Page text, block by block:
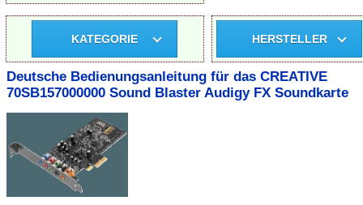
KATEGORIE HERSTELLER
Deutsche Bedienungsanleitung für das CREATIVE
70SB157000000 Sound Blaster Audigy FX Soundkarte